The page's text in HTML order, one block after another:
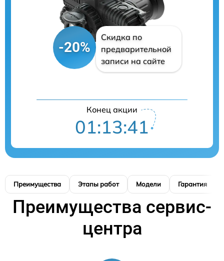
-20%
Скидка по
предварительной
записи на сайте
Конец акции
01:13:41
Преимущества Этапы работ Модели Гарантия
Преимущества сервис-
центра